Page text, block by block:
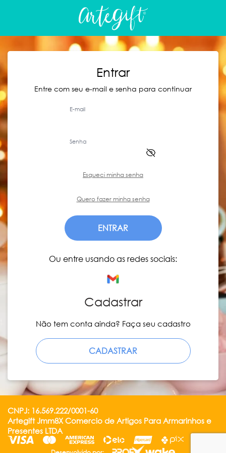
Entrar
Entre com seu e-mail e senha para continuar
E-mail
Senha
Esqueci minha senha
Quero fazer minha senha
ENTRAR
Ou entre usando as redes sociais:
Cadastrar
Não tem conta ainda? Faça seu cadastro
CADASTRAR
CNPJ: 16.569.222/0001-60
Artegift Jmm8X Comercio de Artigos Para Armarinhos e
Presentes LTDA